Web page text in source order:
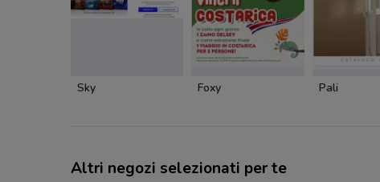
Sky Foxy Pali
Altri negozi selezionati per te